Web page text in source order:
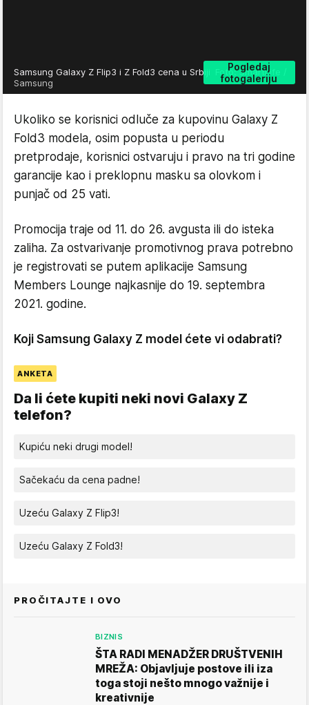
Pogledaj
fotogaleriju
Samsung Galaxy Z Flip3 i Z Fold3 cena u Srbiji
Foto: SmartLife /
Samsung
Ukoliko se korisnici odluče za kupovinu Galaxy Z
Fold3 modela, osim popusta u periodu
pretprodaje, korisnici ostvaruju i pravo na tri godine
garancije kao i preklopnu masku sa olovkom i
punjač od 25 vati.
Promocija traje od 11. do 26. avgusta ili do isteka
zaliha. Za ostvarivanje promotivnog prava potrebno
je registrovati se putem aplikacije Samsung
Members Lounge najkasnije do 19. septembra
2021. godine.
Koji Samsung Galaxy Z model ćete vi odabrati?
ANKETA
Da li ćete kupiti neki novi Galaxy Z
telefon?
Kupiću neki drugi model!
Sačekaću da cena padne!
Uzeću Galaxy Z Flip3!
Uzeću Galaxy Z Fold3!
PROČITAJTE I OVO
BIZNIS
ŠTA RADI MENADŽER DRUŠTVENIH
MREŽA: Objavljuje postove ili iza
toga stoji nešto mnogo važnije i
kreativnije